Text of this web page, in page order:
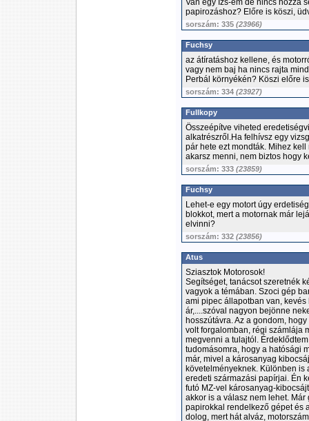
Van egy Izs-em de nincs hozzá
papirozáshoz? Előre is köszi,
sorszám: 335 (23966)
Fuchsy
az átíratáshoz kellene, és
vagy nem baj ha nincs rajta
Perbál környékén? Köszi előre is
sorszám: 334 (23927)
Fullkopy
Összeépítve viheted
alkatrészről.Ha felhívsz egy
pár hete ezt mondták. Mihez
akarsz menni, nem biztos hogy
sorszám: 333 (23859)
Fuchsy
Lehet-e egy motort úgy
blokkot, mert a motornak már
elvinni?
sorszám: 332 (23856)
Atus
Sziasztok Motorosok!
Segítséget, tanácsot szeretnék
vagyok a témában. Szoci gép
ami pipec állapotban van,
ár,....szóval nagyon bejönne
hosszútávra. Az a gondom,
volt forgalomban, régi számlája
megvenni a tulajtól.
tudomásomra, hogy a hatósági
már, mivel a károsanyag
követelményeknek. Különben
eredeti származási papírjai. Én
futó MZ-vel károsanyag-
akkor is a válasz nem lehet.
papirokkal rendelkező gépet és
dolog, mert hát alváz,